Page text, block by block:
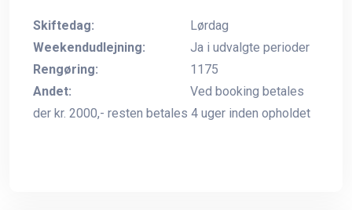
Skiftedag:
Lørdag
Weekendudlejning:
Ja i udvalgte perioder
Rengøring:
1175
Andet:
Ved booking betales
der kr. 2000,- resten betales 4 uger inden opholdet